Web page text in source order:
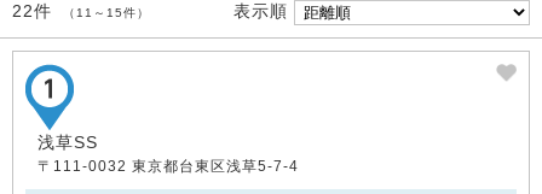
22件 （11～15件） 表示順
浅草SS
〒111-0032 東京都台東区浅草5-7-4